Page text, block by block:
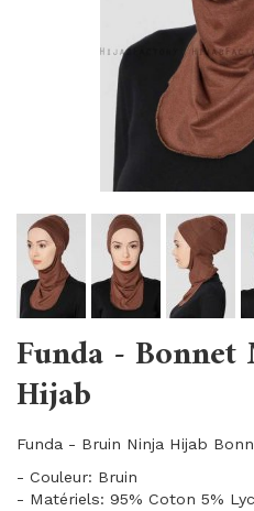
Funda -
Hijab
Funda - Bruin Ninja Hijab
- Couleur: Bruin
- Matériels: 95% Coton 5%